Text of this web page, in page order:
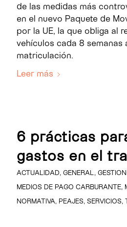
de las medidas más
en el nuevo Paquete de
por la UE, la que obliga al
vehículos cada 8 semanas
matriculación.
Leer más
6 prácticas
gastos en el
ACTUALIDAD, GENERAL ,
MEDIOS DE PAGO CARBURANTE,
NORMATIVA, PEAJES, SERVICIOS,